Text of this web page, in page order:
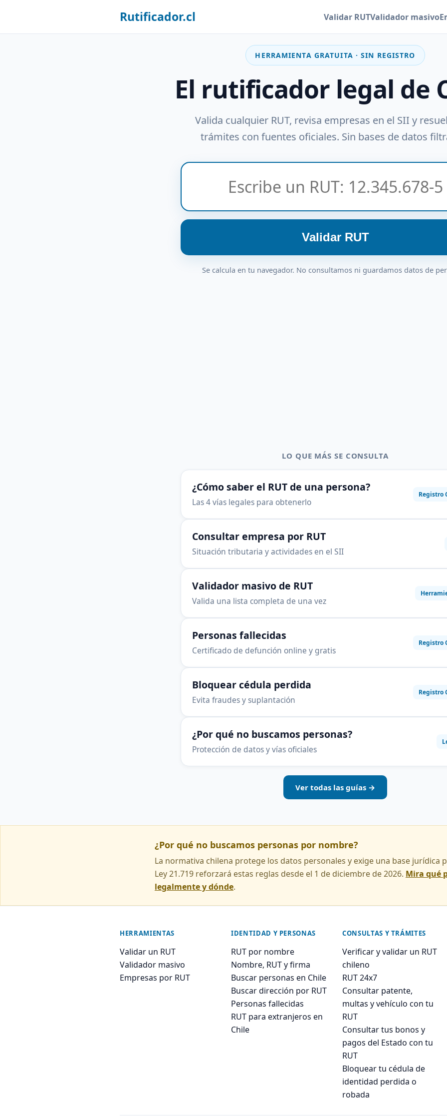
Rutificador.cl Validar RUTValidador masivo
HERRAMIENTA GRATUITA · SIN REGISTRO
El rutificador legal de
Valida cualquier RUT, revisa empresas en el SII y
trámites con fuentes oficiales. Sin bases de datos
Validar RUT
Se calcula en tu navegador. No consultamos ni guardamos datos de
LO QUE MÁS SE CONSULTA
¿Cómo saber el RUT de una persona?
Las 4 vías legales para obtenerlo
Registro
Consultar empresa por RUT
Situación tributaria y actividades en el SII
Validador masivo de RUT
Valida una lista completa de una vez
Personas fallecidas
Certificado de defunción online y gratis
Registro
Bloquear cédula perdida
Evita fraudes y suplantación
Registro
¿Por qué no buscamos personas?
Protección de datos y vías oficiales
Ver todas las guías →
¿Por qué no buscamos personas por nombre?
La normativa chilena protege los datos personales y exige una base jurídica
Ley 21.719 reforzará estas reglas desde el 1 de diciembre de 2026. Mira qué
legalmente y dónde.
HERRAMIENTAS
Validar un RUT
Validador masivo
Empresas por RUT
IDENTIDAD Y PERSONAS
RUT por nombre
Nombre, RUT y firma
Buscar personas en Chile
Buscar dirección por RUT
Personas fallecidas
RUT para extranjeros en
Chile
CONSULTAS Y TRÁMITES
Verificar y validar un RUT
chileno
RUT 24x7
Consultar patente,
multas y vehículo con tu
RUT
Consultar tus bonos y
pagos del Estado con tu
RUT
Bloquear tu cédula de
identidad perdida o
robada